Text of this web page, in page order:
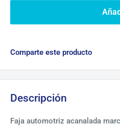
Comparte este producto
Descripción
Faja automotriz acanalada